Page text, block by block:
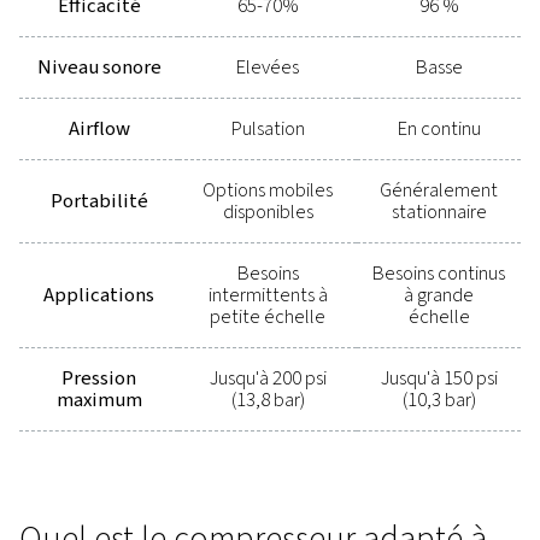
par d'importantes économies d'énergie au fil du
compresseurs à vis un choix économique pour les
grande envergure.
Performances plus silencieuses :
si le bruit est une
préoccupation, les compresseurs à vis ont un
tendance à fonctionner plus silencieusement que les
compresseurs à pistons, ce qui les rend adaptés aux
environnements où les niveaux de bruit doivent être
Modes de fonctionnement souples :les
offrent une grande polyvalence dans la façon dont ils
utilisés. Qu'il s'agisse d'une utilisation en semaine ou
production en fonction des exigences de la charge